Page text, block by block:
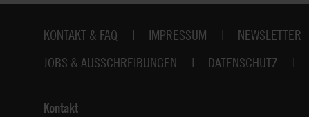
Fußbereich
KONTAKT & FAQ IMPRESSUM NEWSLETTER
JOBS & AUSSCHREIBUNGEN
DATENSCHUTZ
Kontakt